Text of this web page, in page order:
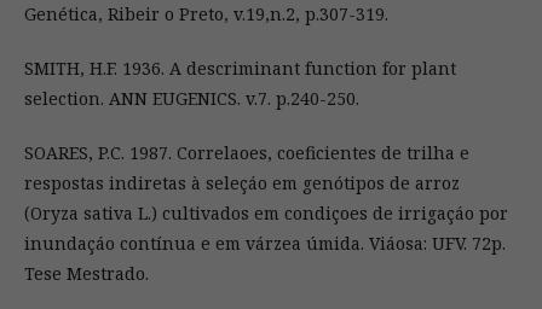
Genética, Ribeir o Preto, v.19,n.2, p.307-319.
SMITH, H.F. 1936. A descriminant function for plant
selection. ANN EUGENICS. v.7. p.240-250.
SOARES, P.C. 1987. Correlaoes, coeficientes de trilha e
respostas indiretas à seleçáo em genótipos de arroz
(Oryza sativa L.) cultivados em condiçoes de irrigaçáo por
inundaçáo contínua e em várzea úmida. Viáosa: UFV. 72p.
Tese Mestrado.